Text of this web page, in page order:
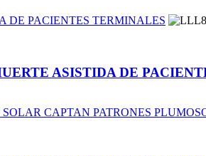
DE PACIENTES TERMINALES
ASISTIDA DE
CAPTAN PATRONES